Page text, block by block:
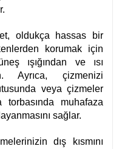
oldukça hassas bir
korumak için
ışığından ve ısı
Ayrıca, çizmenizi
veya çizmeler
muhafaza
sağlar.
dış kısmını